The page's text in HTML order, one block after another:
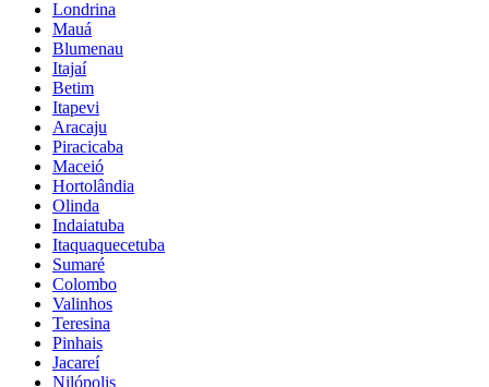
Londrina
Mauá
Blumenau
Itajaí
Betim
Itapevi
Aracaju
Piracicaba
Maceió
Hortolândia
Olinda
Indaiatuba
Itaquaquecetuba
Sumaré
Colombo
Valinhos
Teresina
Pinhais
Jacareí
Nilópolis